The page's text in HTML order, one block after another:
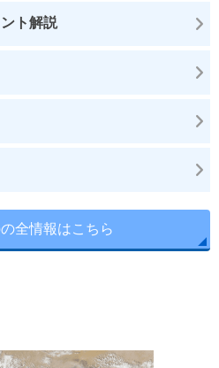
ト解説
全情報はこちら